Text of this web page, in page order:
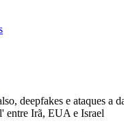
deepfakes e ataques a
entre Irã, EUA e Israel